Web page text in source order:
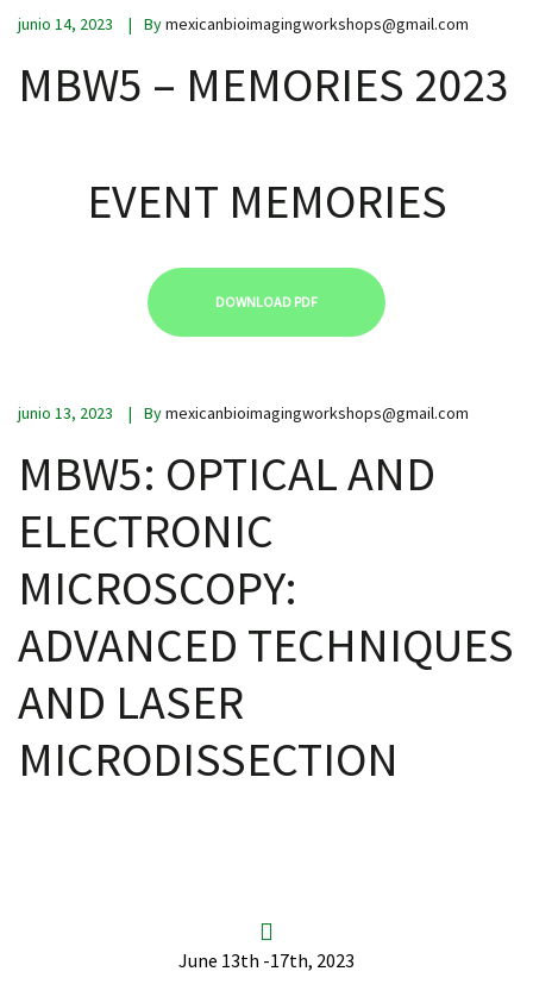
junio 14, 2023 Bymexicanbioimagingworkshops@gmail.com
MBW5 – MEMORIES 2023
EVENT MEMORIES
DOWNLOAD PDF
junio 13, 2023 Bymexicanbioimagingworkshops@gmail.com
MBW5: OPTICAL AND
ELECTRONIC
MICROSCOPY:
ADVANCED TECHNIQUES
AND LASER
MICRODISSECTION
June 13th -17th, 2023